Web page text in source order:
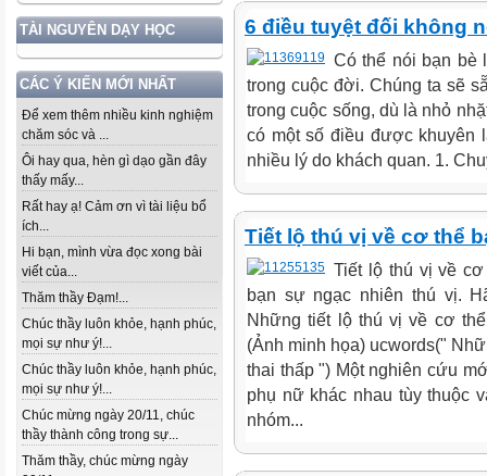
TÀI NGUYÊN DẠY HỌC
CÁC Ý KIẾN MỚI NHẤT
Để xem thêm nhiều kinh nghiệm
chăm sóc và ...
Ôi hay qua, hèn gì dạo gần đây
thấy mấy...
Rất hay ạ! Cảm ơn vì tài liệu bổ
ích...
Hi bạn, mình vừa đọc xong bài
viết của...
Thăm thầy Đạm!...
Chúc thầy luôn khỏe, hạnh phúc,
mọi sự như ý!...
Chúc thầy luôn khỏe, hạnh phúc,
mọi sự như ý!...
Chúc mừng ngày 20/11, chúc
thầy thành công trong sự...
Thăm thầy, chúc mừng ngày
6 điều tuyệt đối không
Có thể nói bạn bè
trong cuộc đời. Chúng ta sẽ
trong cuộc sống, dù là nhỏ
có một số điều được khuyên
nhiều lý do khách quan. 1.
Tiết lộ thú vị về cơ thể
Tiết lộ thú vị về
bạn sự ngạc nhiên thú vị.
Những tiết lộ thú vị về cơ
(Ảnh minh họa) ucwords("
thai thấp ") Một nghiên cứu
phụ nữ khác nhau tùy thuộc
nhóm...